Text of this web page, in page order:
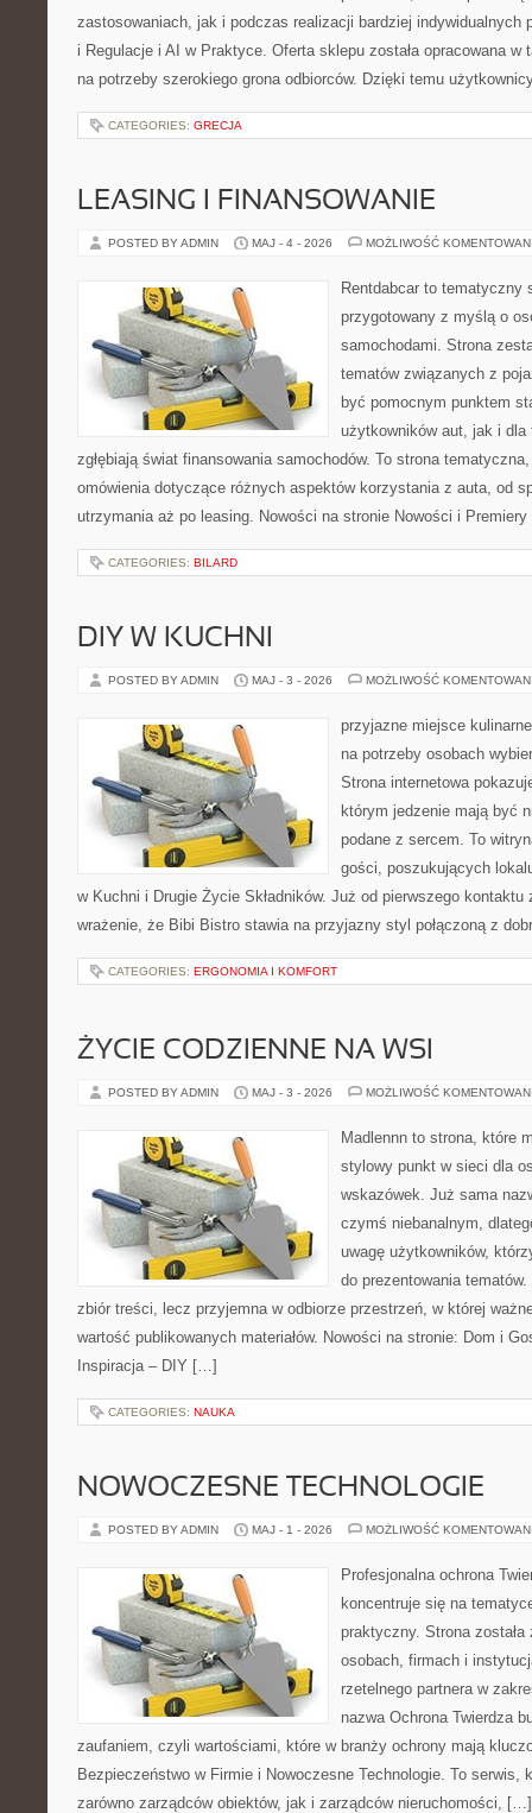
zastosowaniach, jak i podczas realizacji bardziej indywidualnych
i Regulacje i AI w Praktyce. Oferta sklepu została opracowana w
na potrzeby szerokiego grona odbiorców. Dzięki temu
CATEGORIES: GRECJA
LEASING I FINANSOWANIE
POSTED BY ADMIN MAJ - 4 - 2026 MOŻLIWOŚĆ
Rentdabcar to tematyczny
przygotowany z myślą o
samochodami. Strona
tematów związanych z
być pomocnym punktem
użytkowników aut, jak i
zgłębiają świat finansowania samochodów. To strona
omówienia dotyczące różnych aspektów korzystania z auta, od
utrzymania aż po leasing. Nowości na stronie Nowości i
CATEGORIES: BILARD
DIY W KUCHNI
POSTED BY ADMIN MAJ - 3 - 2026 MOŻLIWOŚĆ
przyjazne miejsce
na potrzeby osobach
Strona internetowa
którym jedzenie mają być
podane z sercem. To
gości, poszukujących
w Kuchni i Drugie Życie Składników. Już od pierwszego
wrażenie, że Bibi Bistro stawia na przyjazny styl połączoną z
CATEGORIES: ERGONOMIA I KOMFORT
ŻYCIE CODZIENNE NA WSI
POSTED BY ADMIN MAJ - 3 - 2026 MOŻLIWOŚĆ
Madlennn to strona, które
stylowy punkt w sieci dla
wskazówek. Już sama
czymś niebanalnym,
uwagę użytkowników,
do prezentowania
zbiór treści, lecz przyjemna w odbiorze przestrzeń, w której
wartość publikowanych materiałów. Nowości na stronie: Dom i
Inspiracja – DIY […]
CATEGORIES: NAUKA
NOWOCZESNE TECHNOLOGIE
POSTED BY ADMIN MAJ - 1 - 2026 MOŻLIWOŚĆ
Profesjonalna ochrona
koncentruje się na
praktyczny. Strona
osobach, firmach i
rzetelnego partnera w
nazwa Ochrona Twierdza
zaufaniem, czyli wartościami, które w branży ochrony mają
Bezpieczeństwo w Firmie i Nowoczesne Technologie. To serwis,
zarówno zarządców obiektów, jak i zarządców nieruchomości, […]